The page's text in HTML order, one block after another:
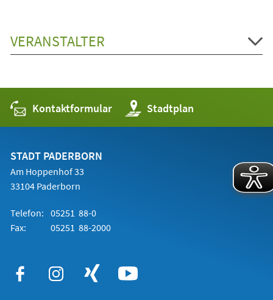
VERANSTALTER
Kontaktformular Stadtplan
(Öffnet
in
einem
STADT PADERBORN
Am Hoppenhof 33
33104 Paderborn
Telefon: 05251 88-0
Fax:
05251 88-2000